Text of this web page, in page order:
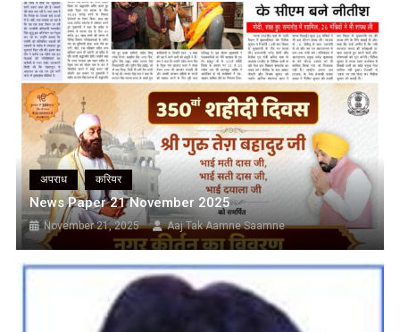
अपराध करियर
News Paper 21 November 2025
November 21, 2025 Aaj Tak Aamne Saamne